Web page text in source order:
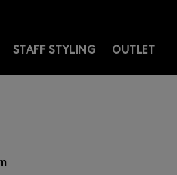
の際は会員登録を！
の際は会員登録を！
STAFF STYLING OUTLET